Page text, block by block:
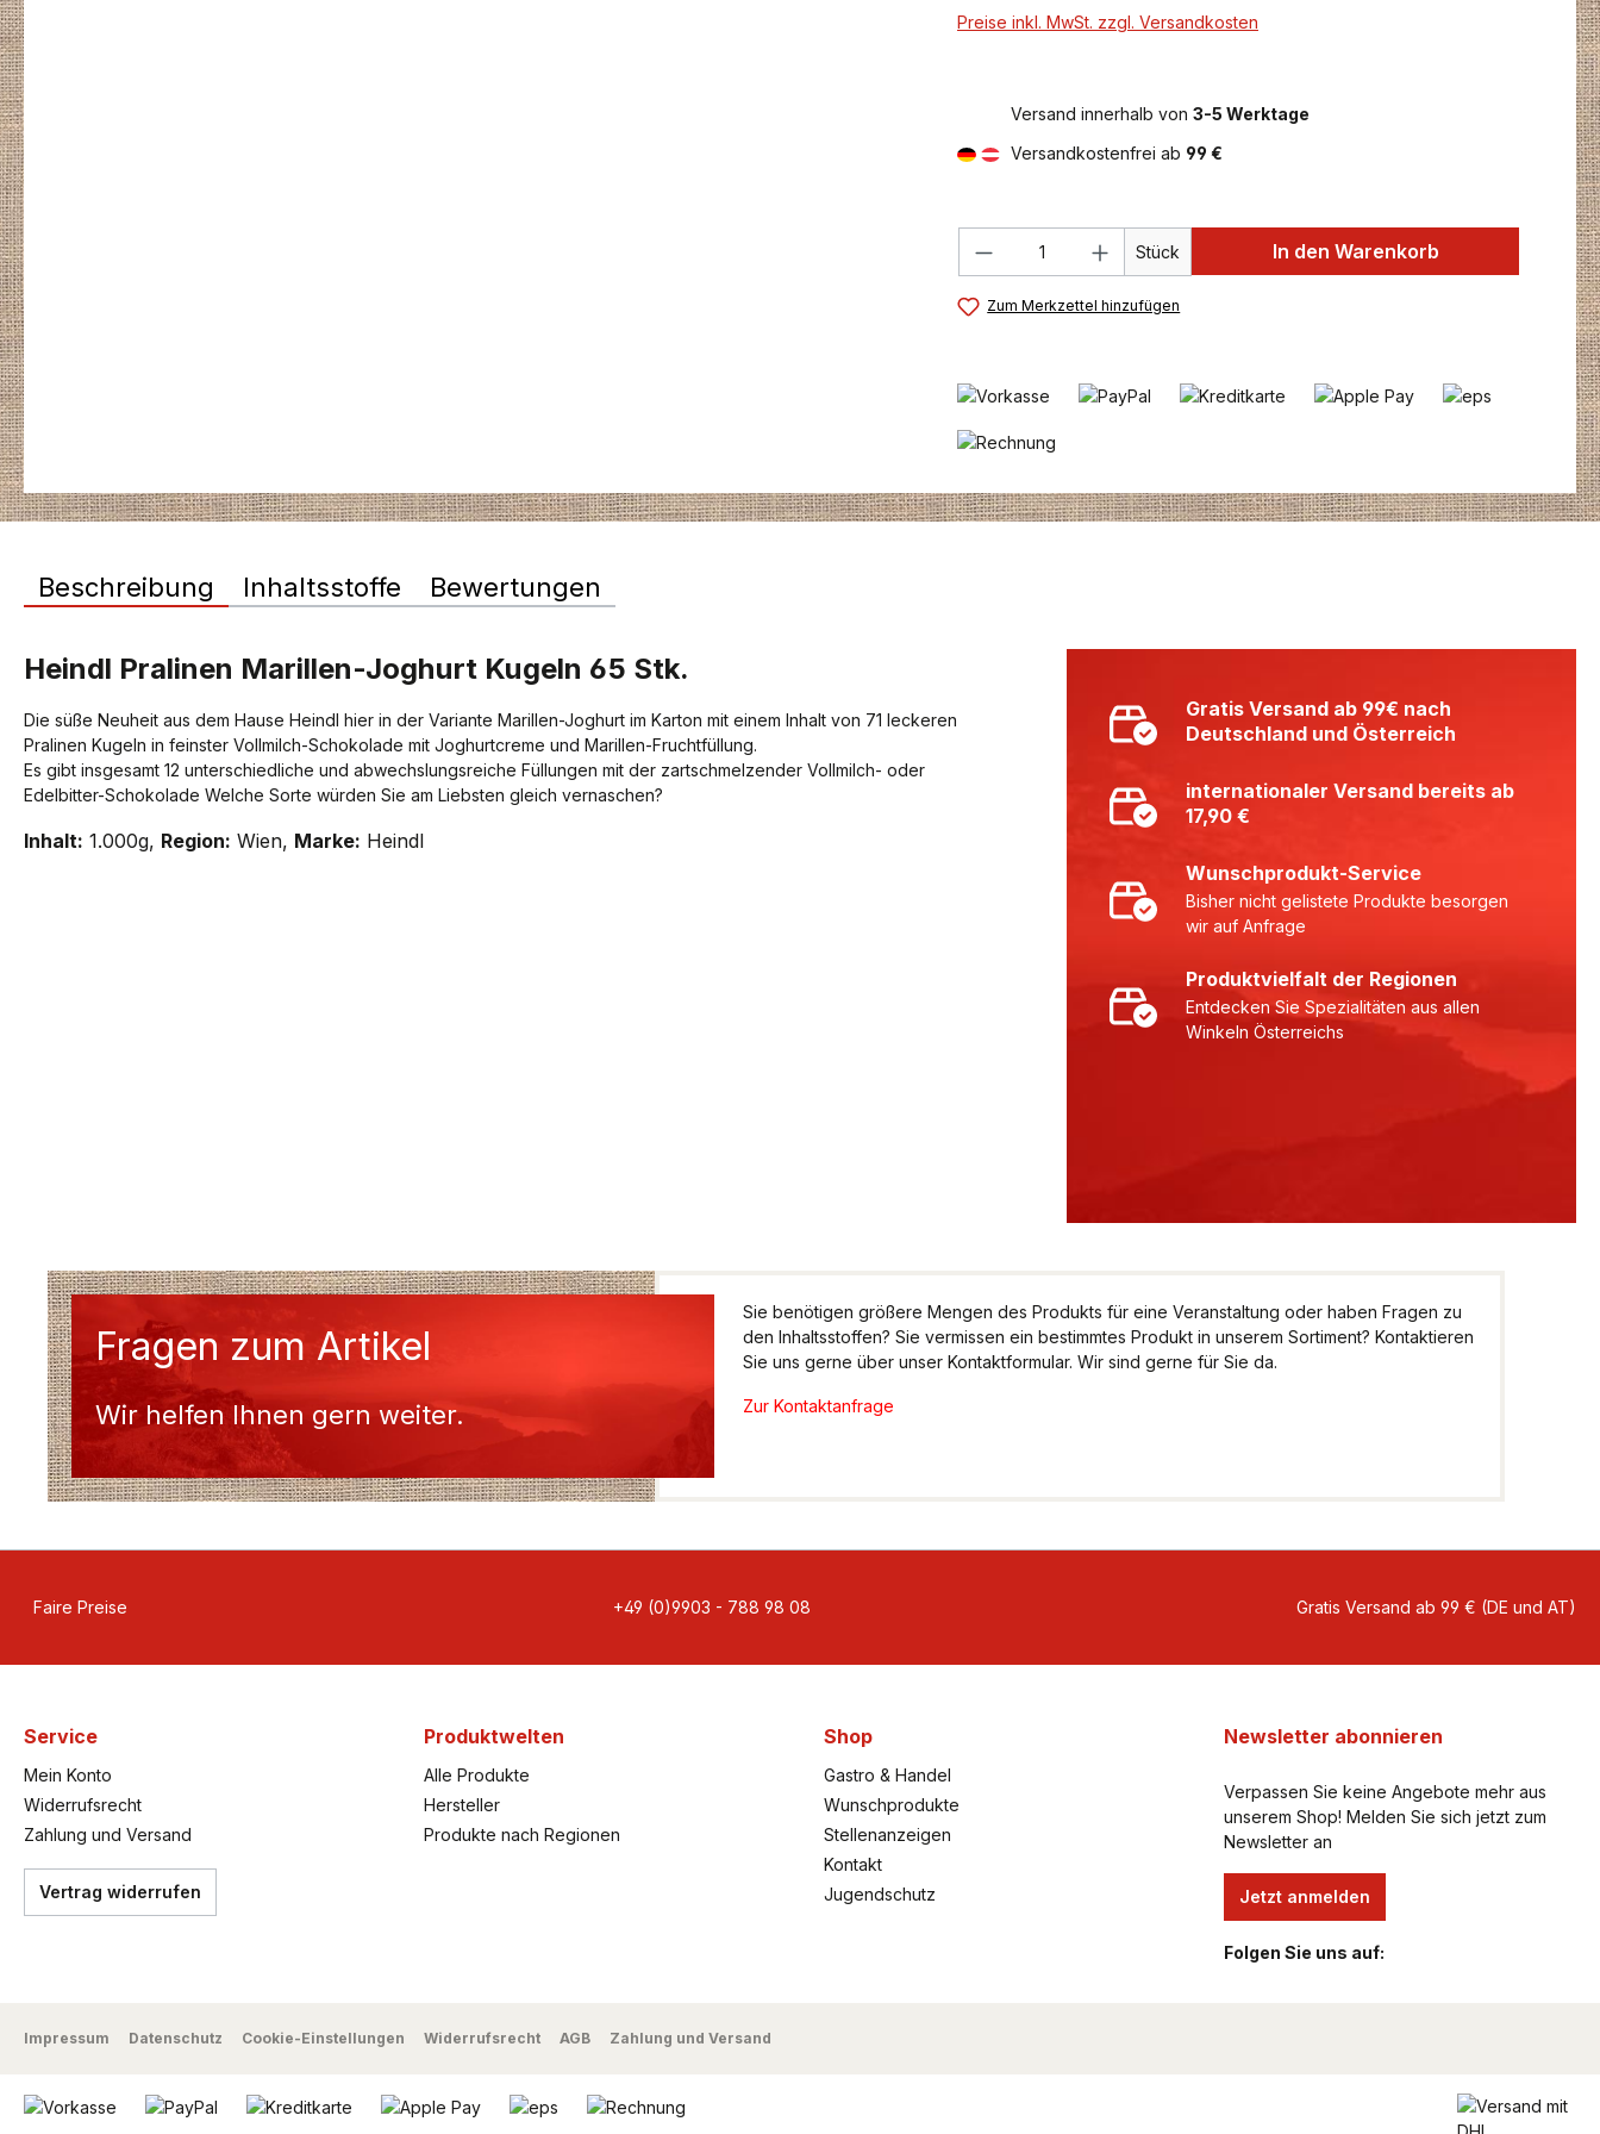
Preise inkl. MwSt. zzgl. Versandkosten
Versand innerhalb von 3-5 Werktage
Versandkostenfrei ab 99 €
Produkt Anzahl: Gib den gewünschten Wert
Stück In den Warenkorb
Zum Merkzettel hinzufügen
Beschreibung Inhaltsstoffe Bewertungen
Heindl Pralinen Marillen-Joghurt Kugeln 65 Stk.
Die süße Neuheit aus dem Hause Heindl hier in der Variante Marillen-Joghurt im Karton mit einem Inhalt von 71 leckeren
Pralinen Kugeln in feinster Vollmilch-Schokolade mit Joghurtcreme und Marillen-Fruchtfüllung.
Es gibt insgesamt 12 unterschiedliche und abwechslungsreiche Füllungen mit der zartschmelzender Vollmilch- oder
Edelbitter-Schokolade Welche Sorte würden Sie am Liebsten gleich vernaschen?
Inhalt: 1.000g, Region: Wien, Marke: Heindl
Gratis Versand ab 99€ nach
Deutschland und Österreich
internationaler Versand bereits ab
17,90 €
Wunschprodukt-Service
Bisher nicht gelistete Produkte besorgen
wir auf Anfrage
Produktvielfalt der Regionen
Entdecken Sie Spezialitäten aus allen
Winkeln Österreichs
Fragen zum Artikel
Wir helfen Ihnen gern weiter.
Sie benötigen größere Mengen des Produkts für eine Veranstaltung oder haben Fragen zu
den Inhaltsstoffen? Sie vermissen ein bestimmtes Produkt in unserem Sortiment? Kontaktieren
Sie uns gerne über unser Kontaktformular. Wir sind gerne für Sie da.
Zur Kontaktanfrage
Faire Preise +49 (0)9903 - 788 98 08 Gratis Versand ab 99 € (DE und AT)
Service
Mein Konto
Widerrufsrecht
Zahlung und Versand
Vertrag widerrufen
Produktwelten
Alle Produkte
Hersteller
Produkte nach Regionen
Shop
Gastro & Handel
Wunschprodukte
Stellenanzeigen
Kontakt
Jugendschutz
Newsletter abonnieren
Verpassen Sie keine Angebote mehr aus
unserem Shop! Melden Sie sich jetzt zum
Newsletter an
Jetzt anmelden
Folgen Sie uns auf:
Impressum Datenschutz Cookie-Einstellungen Widerrufsrecht AGB Zahlung und Versand